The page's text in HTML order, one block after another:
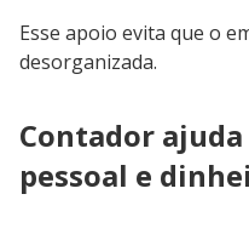
Esse apoio evita que o
desorganizada.
Contador
pessoal e